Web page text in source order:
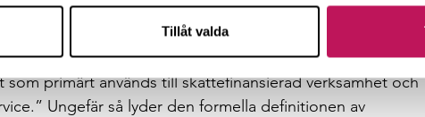
Tillåt valda
som styr. Och det ställer i sin tur alldeles särskilda krav
som primärt används till skattefinansierad verksamhet och
Ungefär så lyder den formella definitionen av